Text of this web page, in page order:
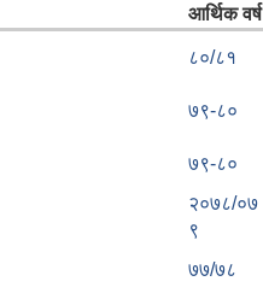
आर्थिक वर्ष
८०/८१
७९-८०
७९-८०
२०७८/०७
९
७७/७८